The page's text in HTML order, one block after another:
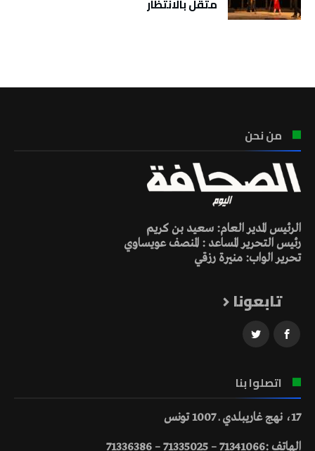
من نحن
الرئيس المدير العام: سعيد بن كريم
رئيس التحرير المساعد : المنصف عويساوي
تحرير الواب: منيرة رزقي
تابعونا
اتصلوا بنا
17، نهج غاريبلدي ـ 1007 تونس
الهاتف :71341066 – 71335025 – 71336386